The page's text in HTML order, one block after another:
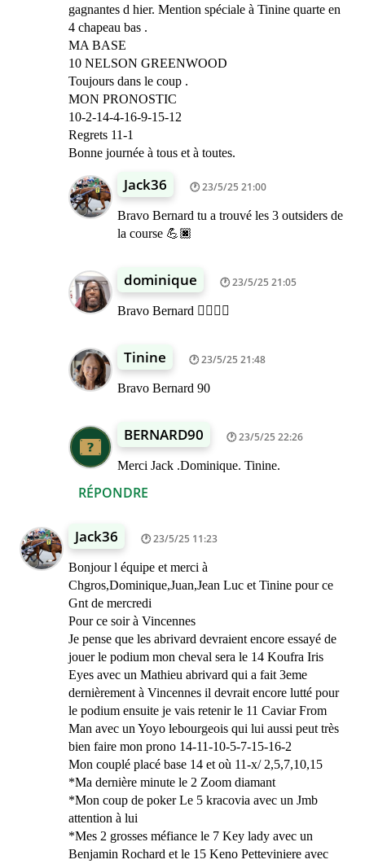
gagnantes d hier. Mention spéciale à Tinine quarte en
4 chapeau bas .
MA BASE
10 NELSON GREENWOOD
Toujours dans le coup .
MON PRONOSTIC
10-2-14-4-16-9-15-12
Regrets 11-1
Bonne journée à tous et à toutes.
RÉPONDRE
Jack36 23/5/25 21:00
Bravo Bernard tu a trouvé les 3 outsiders de
la course 💪🏿
dominique 23/5/25 21:05
Bravo Bernard 👍🏾👍🏾
Tinine 23/5/25 21:48
Bravo Bernard 90
BERNARD90 23/5/25 22:26
Merci Jack .Dominique. Tinine.
Jack36 23/5/25 11:23
Bonjour l équipe et merci à
Chgros,Dominique,Juan,Jean Luc et Tinine pour ce
Gnt de mercredi
Pour ce soir à Vincennes
Je pense que les abrivard devraient encore essayé de
jouer le podium mon cheval sera le 14 Koufra Iris
Eyes avec un Mathieu abrivard qui a fait 3eme
dernièrement à Vincennes il devrait encore lutté pour
le podium ensuite je vais retenir le 11 Caviar From
Man avec un Yoyo lebourgeois qui lui aussi peut très
bien faire mon prono 14-11-10-5-7-15-16-2
Mon couplé placé base 14 et où 11-x/ 2,5,7,10,15
*Ma dernière minute le 2 Zoom diamant
*Mon coup de poker Le 5 kracovia avec un Jmb
attention à lui
*Mes 2 grosses méfiance le 7 Key lady avec un
Benjamin Rochard et le 15 Keno Petteviniere avec